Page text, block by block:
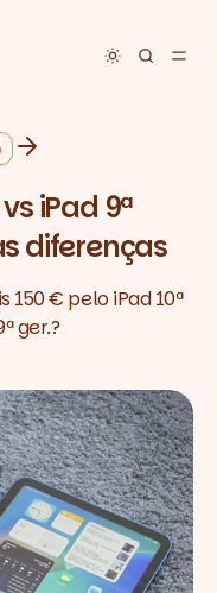
Toggle
iPad 9ª
diferenças
150 € pelo iPad 10ª
ger.?